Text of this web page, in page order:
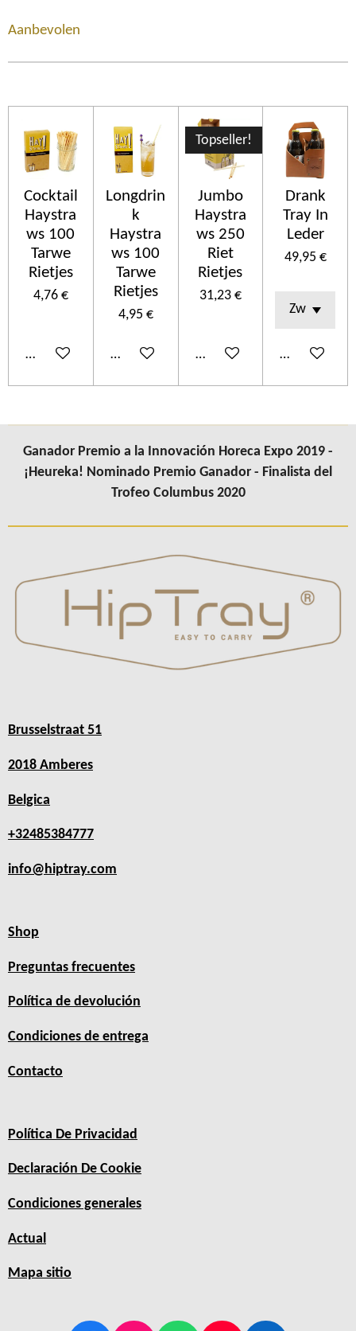
Aanbevolen
Cocktail
Haystra
ws 100
Tarwe
Rietjes
4,76 €
Añadir al carrito
Longdrin
k
Haystra
ws 100
Tarwe
Rietjes
4,95 €
Añadir al carrito
Topseller!
Jumbo
Haystra
ws 250
Riet
Rietjes
31,23 €
Añadir al carrito
Drank
Tray In
Leder
49,95 €
Añadir al
Ganador Premio a la Innovación Horeca Expo 2019 -
¡Heureka! Nominado Premio Ganador - Finalista del
Trofeo Columbus 2020
Brusselstraat 51
2018 Amberes
Belgica
+32485384777
info@hiptray.com
Shop
Preguntas frecuentes
Política de devolución
Condiciones de entrega
Contacto
Política De Privacidad
Declaración De Cookie
Condiciones generales
Actual
Mapa sitio